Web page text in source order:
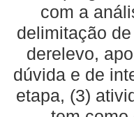
com a
delimitação
derelevo,
dúvida e de
etapa, (3)